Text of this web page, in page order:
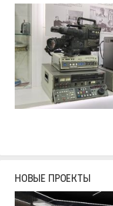
НОВЫЕ ПРОЕКТЫ